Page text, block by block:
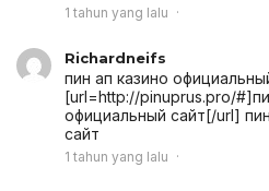
1 tahun yang lalu
Richardneifs
пин ап казино
[url=http://pinuprus.pro/
официальный сайт[/url]
сайт
1 tahun yang lalu